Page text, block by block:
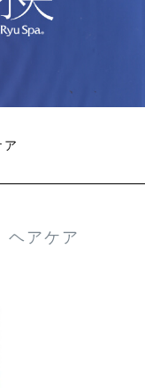
ア
アケア